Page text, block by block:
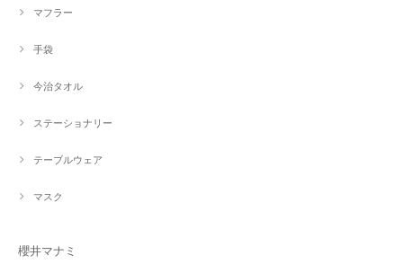
マフラー
手袋
今治タオル
ステーショナリー
テーブルウェア
マスク
櫻井マナミ